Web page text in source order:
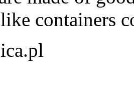
containers